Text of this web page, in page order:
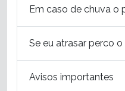
Em caso de chuva o
Se eu atrasar perco
Avisos importantes